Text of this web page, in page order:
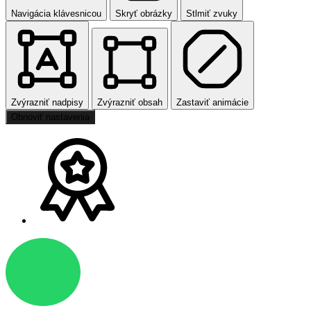
Navigácia klávesnicou Skryť obrázky Stlmiť zvuky
Zvýrazniť nadpisy Zvýrazniť obsah
Zastaviť animácie
Obnoviť nastavenia